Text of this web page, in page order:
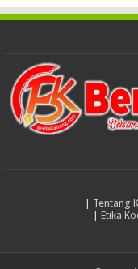
| Tentang
| Etika